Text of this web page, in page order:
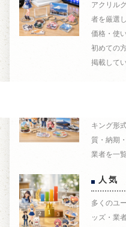
アクリル
者を厳選
価格・使
初めての
掲載して
ラン
アクリル
キング形
質・納期
業者を一
人気
多くのユ
ッズ・業